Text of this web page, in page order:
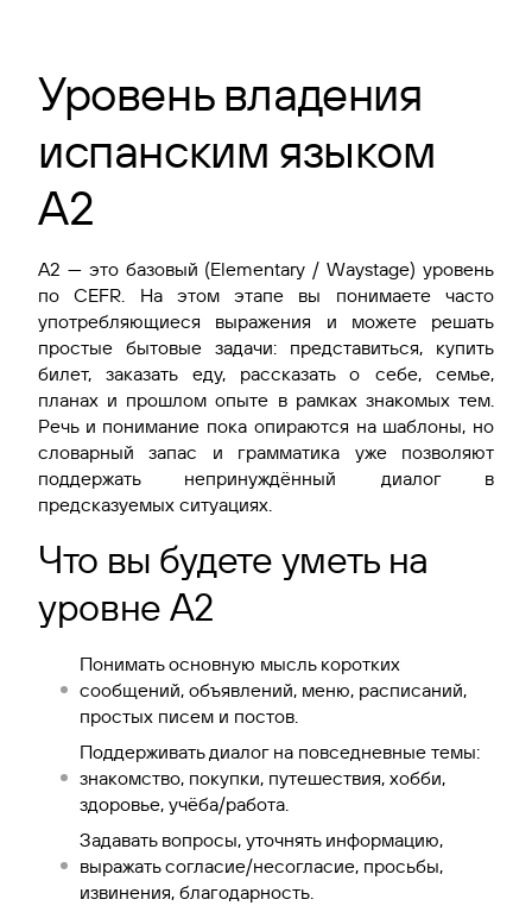
Уровень владения
испанским языком
A2
A2 — это базовый (Elementary / Waystage) уровень
по CEFR. На этом этапе вы понимаете часто
употребляющиеся выражения и можете решать
простые бытовые задачи: представиться, купить
билет, заказать еду, рассказать о себе, семье,
планах и прошлом опыте в рамках знакомых тем.
Речь и понимание пока опираются на шаблоны, но
словарный запас и грамматика уже позволяют
поддержать непринуждённый диалог в
предсказуемых ситуациях.
Что вы будете уметь на
уровне A2
Понимать основную мысль коротких
сообщений, объявлений, меню, расписаний,
простых писем и постов.
Поддерживать диалог на повседневные темы:
знакомство, покупки, путешествия, хобби,
здоровье, учёба/работа.
Задавать вопросы, уточнять информацию,
выражать согласие/несогласие, просьбы,
извинения, благодарность.